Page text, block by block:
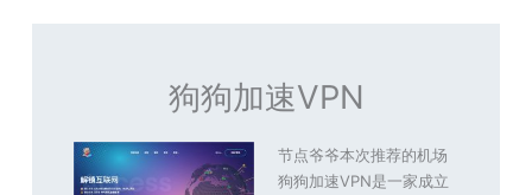
狗狗加速VPN
节点爷爷本次推荐的机场
狗狗加速VPN是一家成立